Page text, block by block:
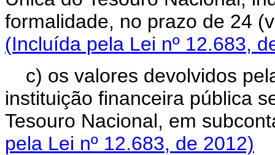
formalidade, no prazo de
(Incluída pela Lei nº 12.683,
c) os valores devolvidos
instituição financeira pública
Tesouro Nacional, em
pela Lei nº 12.683, de 2012)